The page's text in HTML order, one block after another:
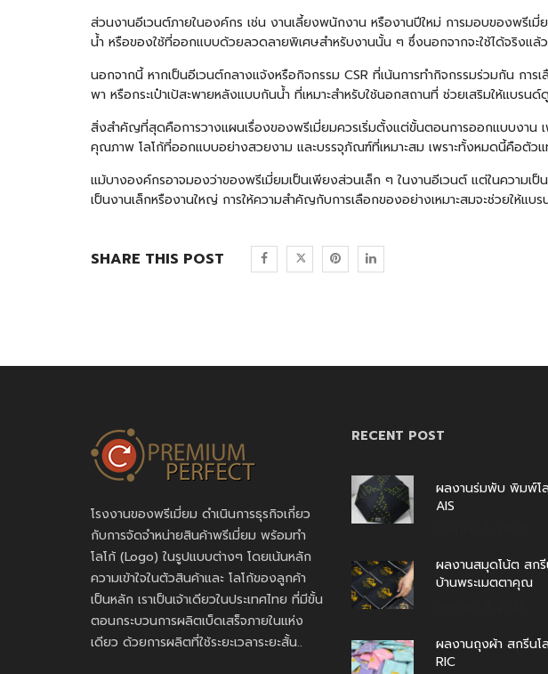
ส่วนงานอีเวนต์ภายในองค์กร เช่น งานเลี้ยงพนักงาน หรืองานปีใหม่ การมอบของพรี
น้ำ หรือของใช้ที่ออกแบบด้วยลวดลายพิเศษสำหรับงานนั้น ๆ ซึ่งนอกจากจะใช้ได้จริงแ
นอกจากนี้ หากเป็นอีเวนต์กลางแจ้งหรือกิจกรรม CSR ที่เน้นการทำกิจกรรมร่วมกัน ก
พา หรือกระเป๋าเป้สะพายหลังแบบกันน้ำ ที่เหมาะสำหรับใช้นอกสถานที่ ช่วยเสริมให้แบรนด์ดู
สิ่งสำคัญที่สุดคือการวางแผนเรื่องของพรีเมี่ยมควรเริ่มตั้งแต่ขั้นตอนการออกแบบงา
คุณภาพ โลโก้ที่ออกแบบอย่างสวยงาม และบรรจุภัณฑ์ที่เหมาะสม เพราะทั้งหมดนี้คือตั
แม้บางองค์กรอาจมองว่าของพรีเมี่ยมเป็นเพียงส่วนเล็ก ๆ ในงานอีเวนต์ แต่ในความเป็
เป็นงานเล็กหรืองานใหญ่ การให้ความสำคัญกับการเลือกของอย่างเหมาะสมจะช่วยให้
SHARE THIS POST
โรงงานของพรีเมี่ยม ดำเนินการธุรกิจเกี่ยว
กับการจัดจำหน่ายสินค้าพรีเมี่ยม พร้อมทำ
โลโก้ (Logo) ในรูปแบบต่างๆ โดยเน้นหลัก
ความเข้าใจในตัวสินค้าและ โลโก้ของลูกค้า
เป็นหลัก เราเป็นเจ้าเดียวในประเทศไทย ที่มีขั้น
ตอนกระบวนการผลิตเบ็ดเสร็จภายในแห่ง
เดียว ด้วยการผลิตที่ใช้ระยะเวลาระยะสั้น..
RECENT POST
ผลงานร่มพับ พิมพ์โ
AIS
ผลงานสมุดโน้ต สกรี
บ้านพระเมตตาคุณ
ผลงานถุงผ้า สกรีนโ
RIC